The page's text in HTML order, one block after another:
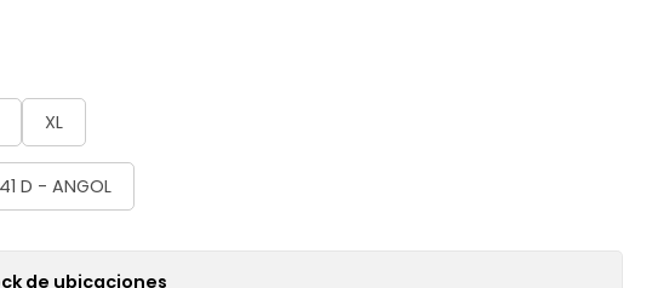
XL
D - ANGOL
de ubicaciones